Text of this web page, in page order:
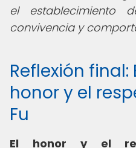
el establecimiento
convivencia y
Reflexión
honor y el
Fu
El honor y el